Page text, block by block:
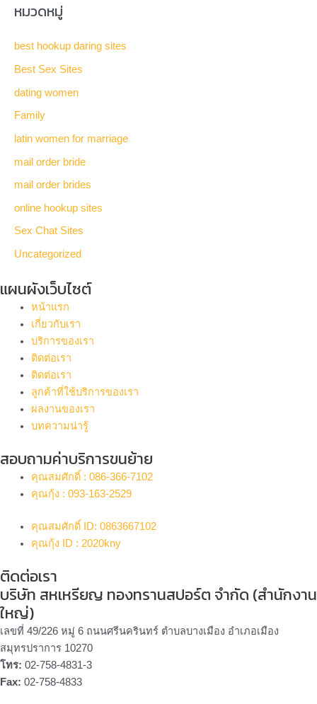
หมวดหมู่
best hookup daring sites
Best Sex Sites
dating women
Family
latin women for marriage
mail order bride
mail order brides
online hookup sites
Sex Chat Sites
Uncategorized
แผนผังเว็บไซต์
หน้าแรก
เกี่ยวกับเรา
บริการของเรา
ติดต่อเรา
ติดต่อเรา
ลูกค้าที่ใช้บริการของเรา
ผลงานของเรา
บทความน่ารู้
สอบถามค่าบริการขนย้าย
คุณสมศักดิ์ : 086-366-7102
คุณกุ้ง : 093-163-2529
คุณสมศักดิ์ ID: 0863667102
คุณกุ้ง ID : 2020kny
ติดต่อเรา
บริษัท สหเหรียญ ทองทรานสปอร์ต จำกัด (สำนักงาน
ใหญ่)
เลขที่ 49/226 หมู่ 6 ถนนศรีนครินทร์ ตำบลบางเมือง อำเภอเมือง
สมุทรปราการ 10270
โทร: 02-758-4831-3
Fax: 02-758-4833